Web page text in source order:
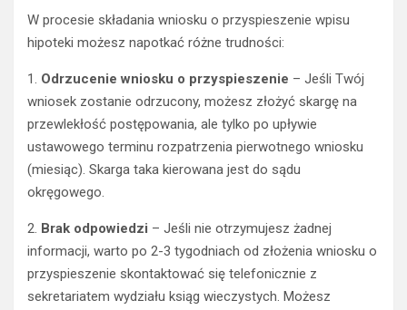
W procesie składania wniosku o przyspieszenie wpisu
hipoteki możesz napotkać różne trudności:
1. Odrzucenie wniosku o przyspieszenie – Jeśli Twój
wniosek zostanie odrzucony, możesz złożyć skargę na
przewlekłość postępowania, ale tylko po upływie
ustawowego terminu rozpatrzenia pierwotnego wniosku
(miesiąc). Skarga taka kierowana jest do sądu
okręgowego.
2. Brak odpowiedzi – Jeśli nie otrzymujesz żadnej
informacji, warto po 2-3 tygodniach od złożenia wniosku o
przyspieszenie skontaktować się telefonicznie z
sekretariatem wydziału ksiąg wieczystych. Możesz